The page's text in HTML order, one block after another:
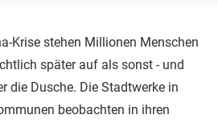
Krise stehen Millionen Menschen
später auf als sonst - und
die Dusche. Die Stadtwerke in
beobachten in ihren